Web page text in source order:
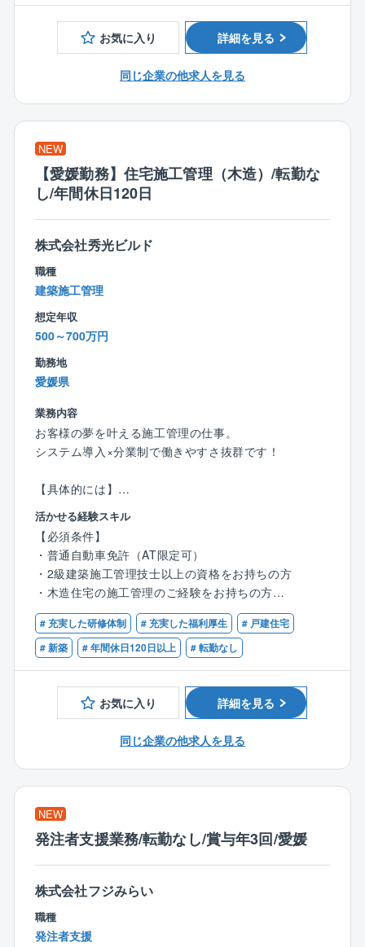
≪商品ラインアップ≫
■ローコストで自由設計が可能な自由設計住宅シリーズ
■100種類以上の間取りや外観から選べる企画住宅シリ
創業以来、商品に建築に必要なすべての費用を明確に
して表示した「コミコミ価格品質」で提供。
100種類以上ある規格プラン集には、全て金額記載をす
また、フル装備の住宅や高気密、高断熱、オール電化
の標準仕様、さらには独自に開発した耐震、制震機能
を備えた「SKダンパー」を採用しており、より安心の
住まいづくりを行っています。
【2】出張は一切なし！
現場は、配属店舗から車で1時間圏内。1日あたり1～2
件ほど回るため、移動の負担も少ない環境です。
【3】システム導入による効率化を進めています！
『ANDPAD』という業務支援システムを導入。現場に
行かなくても施工状況を常に確認でき、チャット機能
で指示を出すことが可能。そのため、残業も少なめで
す。
＜入社後の流れ＞
入社後の研修はOJT研修が中心。
マンツーマンで2カ月程研修を行い、導入研修で業務の
流れや専門用語などを学びます。
現場では、教えてくれるのを待っているだけでは成長
スピードも遅いため、分からないことがあれば積極的
に質問を行う姿勢がとても重要となります。
していきます。毎月2件の完工を目標に、お客様の想い
をカタチにしていきましょう！
＜ここもPOINT＞
★収入もキャリアもアップ
がほとんど。
手当も支給される上、実績や経験に応じてキャリアも
アップ。頑張りが必ず報われる環境です。
さらに、現場の管理1件ごとにインセンティブが支給さ
れるため、担当した分だけ収入がアップしていきま
す。
★効率的に業務を管理
現場の巡回や資料作成・整理など、業務時間を圧迫す
ることが多い施工管理職。
同社では、各現場を効率的に管理できるよう、施工管
理アプリシステム『ANDPAD』を導入。
直接現場へ行かなくても、いつでもどこでもスケジュ
ール・現状の把握が可能なため、移動に時間を取られ
お気に入り 詳細を見る
同じ企業の他求人を見る
NEW
【愛媛勤務】住宅施工管理（木造）/転勤な
し/年間休日120日
株式会社秀光ビルド
職種
建築施工管理
想定年収
500～700万円
勤務地
愛媛県
業務内容
お客様の夢を叶える施工管理の仕事。
システム導入×分業制で働きやすさ抜群です！
【具体的には】
・営業からお客様を引き継ぎ、施工の打ち合わせ
・職人の手配や資材の発注を実施
・着工したら現場で品質・工程・安全管理を担当
・約3～4ヶ月で完成。引き渡しが無事に進めば、1案件
完了！
【ポイント】
◆依頼主は地域に住むファミリー層や、建て替え希望
のシニア層など
◆各現場への確認・訪問回数は1日2～3件
◆訪問先は車で1時間圏内
◆並行して進める案件は6件程度
◆注文住宅と規格住宅の割合は7：3
【働きやすい環境】
◆”残業はしない”方針
業務システムアプリの導入により、いつでもどこで
も施工状況を確認。
また、着工前の打合せは営業と分業しているため残
業削減に。
◆インセンティブで頑張りを還元
賞与やインセンティブがモチベーションに！
頑張りをきちんと評価する体制があります◎
活かせる経験スキル
【必須条件】
・普通自動車免許（AT限定可）
・2級建築施工管理技士以上の資格をお持ちの方
・木造住宅の施工管理のご経験をお持ちの方
【歓迎条件】
・1級建築施工管理をお持ちの方
# 充実した研修体制 # 充実した福利厚生
# 戸建住宅
# 新築
# 年間休日120日以上 # 転勤なし
お気に入り 詳細を見る
同じ企業の他求人を見る
NEW
発注者支援業務/転勤なし/賞与年3回/愛媛
株式会社フジみらい
職種
発注者支援